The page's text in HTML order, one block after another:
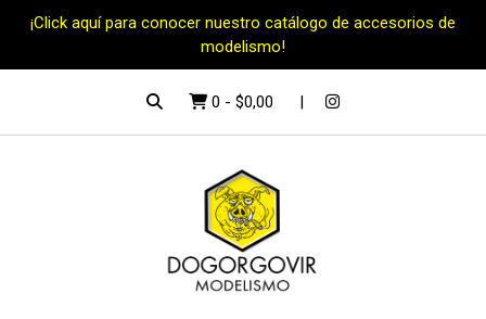
¡Click aquí para conocer nuestro catálogo de accesorios de
modelismo!
0 - $0,00